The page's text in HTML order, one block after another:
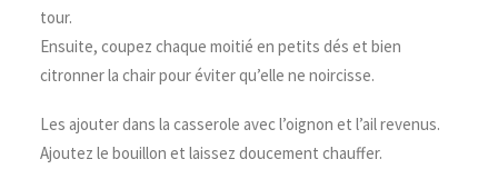
tour.
Ensuite, coupez chaque moitié en petits dés et bien
citronner la chair pour éviter qu’elle ne noircisse.
Les ajouter dans la casserole avec l’oignon et l’ail revenus.
Ajoutez le bouillon et laissez doucement chauffer.